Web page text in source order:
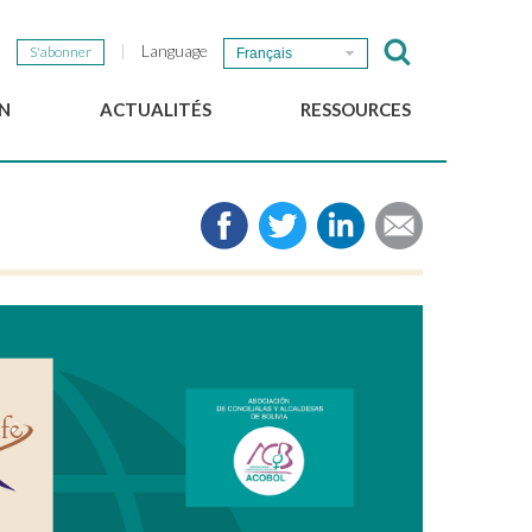
S'abonner Language Français
ACTUALITÉS
Newsletter du GSEF
RESSOURCES
Médias
Liens
Politiques locales d'ESS